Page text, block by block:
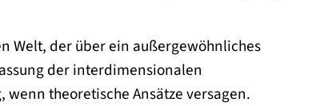
Welt, der über ein außergewöhnliches
der interdimensionalen
theoretische Ansätze versagen.